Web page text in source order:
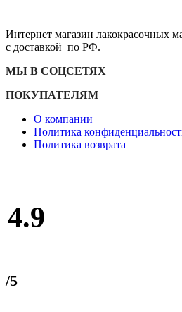
Интернет магазин лакокрасочных
с доставкой по РФ.
МЫ В СОЦСЕТЯХ
ПОКУПАТЕЛЯМ
О компании
Политика
Политика возврата
4.9
/5